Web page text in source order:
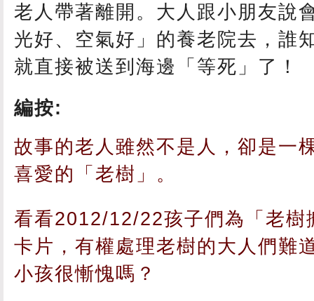
老人帶著離開。大人跟小朋友說
光好、空氣好」的養老院去，誰
就直接被送到海邊「等死」了！
編按:
故事的老人雖然不是人，卻是一
喜愛的「老樹」。
看看2012/12/22孩子們為「老樹
卡片，有權處理老樹的大人們難
小孩很慚愧嗎？